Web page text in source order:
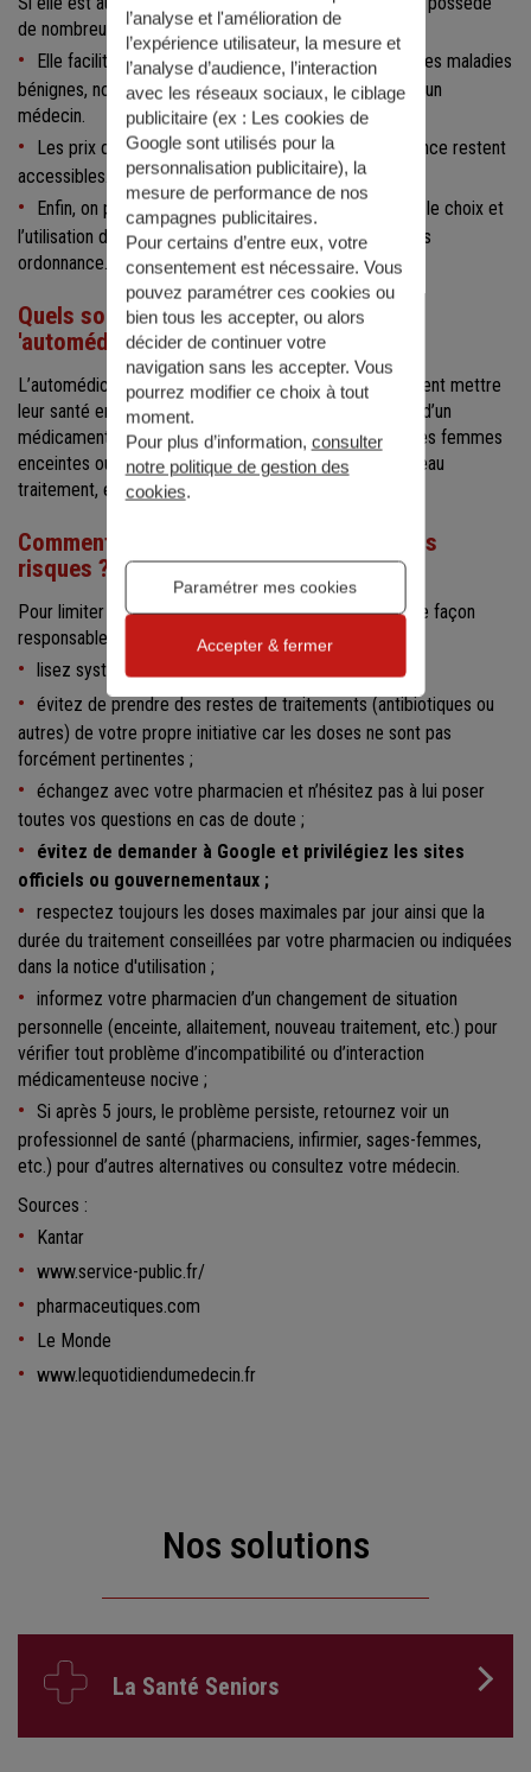
de nombreux avantages.
Elle facilite l’accès à une solution rapide pour guérir les maladies
bénignes, notamment lorsqu’il est difficile de consulter un
médecin.
Les prix des produits de santé vendus sans ordonnance restent
accessibles.
Enfin, on peut demander conseil au pharmacien pour le choix et
l’utilisation d’un médicament ou d’un produit délivré sans
ordonnance.
Quels sont les risques et dangers de l
'automédication ?
L’automédication a aussi ses limites : les patients peuvent mettre
leur santé en danger à cause de la mauvaise utilisation d’un
médicament. Sans oublier les contre-indications pour les femmes
enceintes ou allaitantes, les personnes suivant un nouveau
traitement, etc.
Comment pratiquer l’automédication sans
risques ?
Pour limiter les risques et pratiquer l’automédication de façon
responsable :
lisez systématiquement la notice ;
évitez de prendre des restes de traitements (antibiotiques ou
autres) de votre propre initiative car les doses ne sont pas
forcément pertinentes ;
échangez avec votre pharmacien et n’hésitez pas à lui poser
toutes vos questions en cas de doute ;
évitez de demander à Google et privilégiez les sites
officiels ou gouvernementaux ;
respectez toujours les doses maximales par jour ainsi que la
durée du traitement conseillées par votre pharmacien ou indiquées
dans la notice d'utilisation ;
informez votre pharmacien d’un changement de situation
personnelle (enceinte, allaitement, nouveau traitement, etc.) pour
vérifier tout problème d’incompatibilité ou d’interaction
médicamenteuse nocive ;
Si après 5 jours, le problème persiste, retournez voir un
professionnel de santé (pharmaciens, infirmier, sages-femmes,
etc.) pour d’autres alternatives ou consultez votre médecin.
Sources :
Kantar
www.service-public.fr/
pharmaceutiques.com
Le Monde
www.lequotidiendumedecin.fr
Nos solutions
La Santé Seniors
l’analyse et l'amélioration de
l’expérience utilisateur, la mesure et
l’analyse d’audience, l’interaction
avec les réseaux sociaux, le ciblage
publicitaire (ex : Les cookies de
Google sont utilisés pour la
personnalisation publicitaire), la
mesure de performance de nos
campagnes publicitaires.
Pour certains d’entre eux, votre
consentement est nécessaire. Vous
pouvez paramétrer ces cookies ou
bien tous les accepter, ou alors
décider de continuer votre
navigation sans les accepter. Vous
pourrez modifier ce choix à tout
moment.
Pour plus d’information, consulter
notre politique de gestion des
cookies.
Paramétrer mes cookies
Accepter & fermer